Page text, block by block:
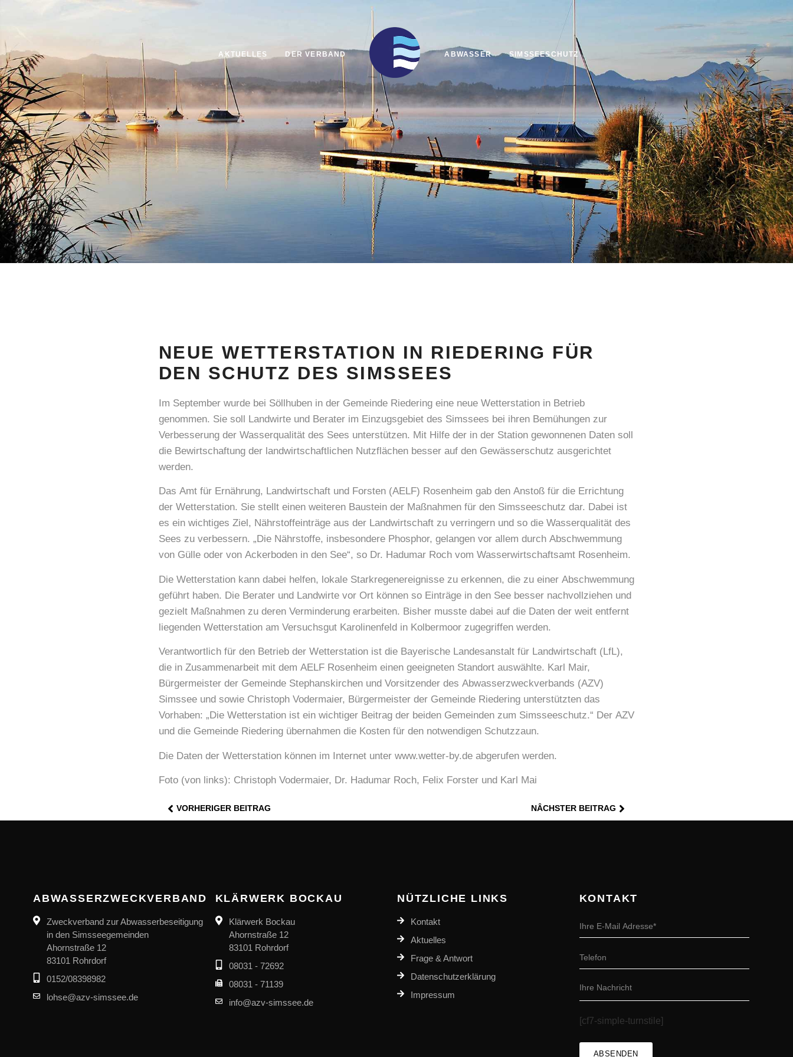
AKTUELLES DER VERBAND ABWASSER SIMSSEESCHUTZ
NEUE WETTERSTATION IN RIEDERING FÜR
DEN SCHUTZ DES SIMSSEES
Im September wurde bei Söllhuben in der Gemeinde Riedering eine neue Wetterstation in Betrieb
genommen. Sie soll Landwirte und Berater im Einzugsgebiet des Simssees bei ihren Bemühungen zur
Verbesserung der Wasserqualität des Sees unterstützen. Mit Hilfe der in der Station gewonnenen Daten soll
die Bewirtschaftung der landwirtschaftlichen Nutzflächen besser auf den Gewässerschutz ausgerichtet
werden.
Das Amt für Ernährung, Landwirtschaft und Forsten (AELF) Rosenheim gab den Anstoß für die Errichtung
der Wetterstation. Sie stellt einen weiteren Baustein der Maßnahmen für den Simsseeschutz dar. Dabei ist
es ein wichtiges Ziel, Nährstoffeinträge aus der Landwirtschaft zu verringern und so die Wasserqualität des
Sees zu verbessern. „Die Nährstoffe, insbesondere Phosphor, gelangen vor allem durch Abschwemmung
von Gülle oder von Ackerboden in den See“, so Dr. Hadumar Roch vom Wasserwirtschaftsamt Rosenheim.
Die Wetterstation kann dabei helfen, lokale Starkregenereignisse zu erkennen, die zu einer Abschwemmung
geführt haben. Die Berater und Landwirte vor Ort können so Einträge in den See besser nachvollziehen und
gezielt Maßnahmen zu deren Verminderung erarbeiten. Bisher musste dabei auf die Daten der weit entfernt
liegenden Wetterstation am Versuchsgut Karolinenfeld in Kolbermoor zugegriffen werden.
Verantwortlich für den Betrieb der Wetterstation ist die Bayerische Landesanstalt für Landwirtschaft (LfL),
die in Zusammenarbeit mit dem AELF Rosenheim einen geeigneten Standort auswählte. Karl Mair,
Bürgermeister der Gemeinde Stephanskirchen und Vorsitzender des Abwasserzweckverbands (AZV)
Simssee und sowie Christoph Vodermaier, Bürgermeister der Gemeinde Riedering unterstützten das
Vorhaben: „Die Wetterstation ist ein wichtiger Beitrag der beiden Gemeinden zum Simsseeschutz.“ Der AZV
und die Gemeinde Riedering übernahmen die Kosten für den notwendigen Schutzzaun.
Die Daten der Wetterstation können im Internet unter www.wetter-by.de abgerufen werden.
Foto (von links): Christoph Vodermaier, Dr. Hadumar Roch, Felix Forster und Karl Mai
VORHERIGER BEITRAG NÂCHSTER BEITRAG
ABWASSERZWECKVERBAND
Zweckverband zur Abwasserbeseitigung
in den Simsseegemeinden
Ahornstraße 12
83101 Rohrdorf
0152/08398982
lohse@azv-simssee.de
KLÄRWERK BOCKAU
Klärwerk Bockau
Ahornstraße 12
83101 Rohrdorf
08031 - 72692
08031 - 71139
info@azv-simssee.de
NÜTZLICHE LINKS
Kontakt
Aktuelles
Frage & Antwort
Datenschutzerklärung
Impressum
KONTAKT
[cf7-simple-turnstile]